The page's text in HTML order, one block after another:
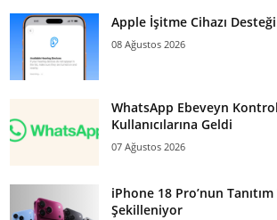
Apple İşitme Cihazı
08 Ağustos 2026
WhatsApp Ebeveyn
Kullanıcılarına Geldi
07 Ağustos 2026
iPhone 18 Pro’nun
Şekilleniyor